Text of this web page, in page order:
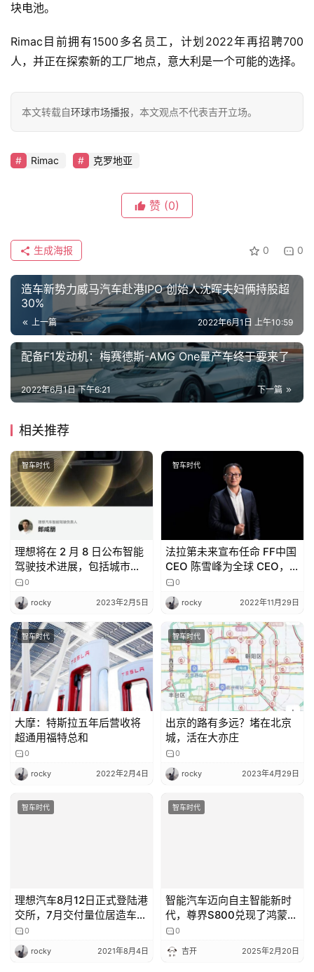
智
车
代
能
测
旅
行
家
讯
报
专
栏
吉
开
T
a
l
k
登录 注册
块电池。
Rimac目前拥有1500多名员工，计划2022年再招聘700
人，并正在探索新的工厂地点，意大利是一个可能的选择。
本文转载自环球市场播报，本文观点不代表吉开立场。
Rimac 克罗地亚
赞 (0)
0 0
生成海报
造车新势力威马汽车赴港IPO 创始人沈晖夫妇俩持股超
30%
上一篇 2022年6月1日 上午10:59
配备F1发动机：梅赛德斯-AMG One量产车终于要来了
下一篇
2022年6月1日 下午6:21
相关推荐
智车时代
理想将在 2 月 8 日公布智能
驾驶技术进展，包括城市导
航辅助驾驶最新测试视频
0
rocky 2023年2月5日
智车时代
法拉第未来宣布任命 FF中国
CEO 陈雪峰为全球 CEO，
全力推动 FF 91 Futurist 量
产交付
0
rocky 2022年11月29日
智车时代
大摩：特斯拉五年后营收将
超通用福特总和
0
rocky 2022年2月4日
智车时代
出京的路有多远？堵在北京
城，活在大亦庄
0
rocky 2023年4月29日
智车时代
理想汽车8月12日正式登陆港
交所，7月交付量位居造车新
势力首位
2021年8月4日
智车时代
智能汽车迈向自主智能新时
代，尊界S800兑现了鸿蒙智
行的那四个字
0
吉开 2025年2月20日